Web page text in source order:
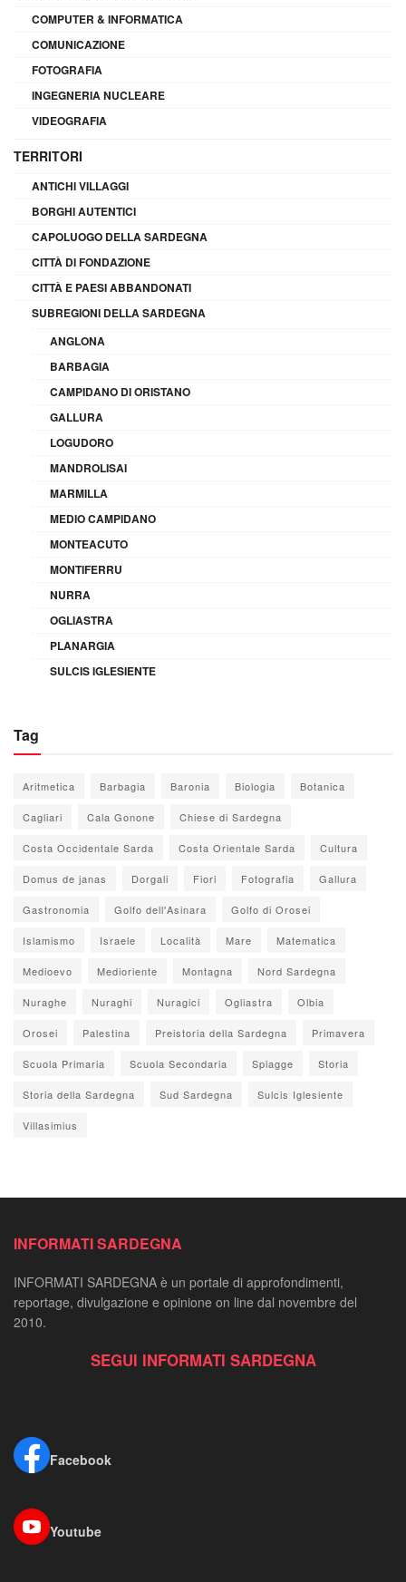
COMPUTER & INFORMATICA
COMUNICAZIONE
FOTOGRAFIA
INGEGNERIA NUCLEARE
VIDEOGRAFIA
TERRITORI
ANTICHI VILLAGGI
BORGHI AUTENTICI
CAPOLUOGO DELLA SARDEGNA
CITTÀ DI FONDAZIONE
CITTÀ E PAESI ABBANDONATI
SUBREGIONI DELLA SARDEGNA
ANGLONA
BARBAGIA
CAMPIDANO DI ORISTANO
GALLURA
LOGUDORO
MANDROLISAI
MARMILLA
MEDIO CAMPIDANO
MONTEACUTO
MONTIFERRU
NURRA
OGLIASTRA
PLANARGIA
SULCIS IGLESIENTE
Tag
Aritmetica Barbagia Baronia Biologia Botanica
Cagliari Cala Gonone Chiese di Sardegna
Costa Occidentale Sarda Costa Orientale Sarda Cultura
Domus de janas Dorgali Fiori Fotografia Gallura
Gastronomia Golfo dell'Asinara Golfo di Orosei
Islamismo Israele Località Mare Matematica
Medioevo Medioriente Montagna Nord Sardegna
Nuraghe Nuraghi Nuragici Ogliastra Olbia
Orosei Palestina Preistoria della Sardegna Primavera
Scuola Primaria Scuola Secondaria Spiagge Storia
Storia della Sardegna Sud Sardegna Sulcis Iglesiente
Villasimius
INFORMATI SARDEGNA
INFORMATI SARDEGNA è un portale di approfondimenti,
reportage, divulgazione e opinione on line dal novembre del
2010.
SEGUI INFORMATI SARDEGNA
Facebook
Youtube